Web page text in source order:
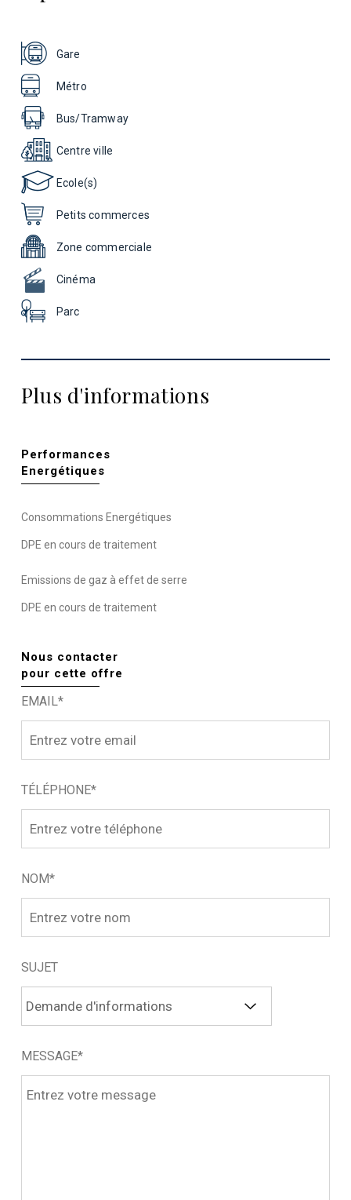
Gare
Métro
Bus/Tramway
Centre ville
Ecole(s)
Petits commerces
Zone commerciale
Cinéma
Parc
Plus d'informations
Performances
Energétiques
Consommations Energétiques
DPE en cours de traitement
Emissions de gaz à effet de serre
DPE en cours de traitement
Nous contacter
pour cette offre
EMAIL*
TÉLÉPHONE*
NOM*
SUJET
MESSAGE*